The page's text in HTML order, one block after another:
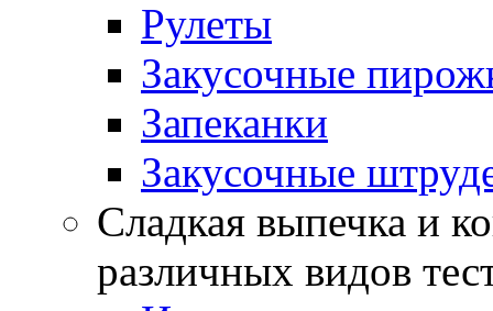
Рулеты
Закусочные
Запеканки
Закусочные
Сладкая выпечка и
различных видов